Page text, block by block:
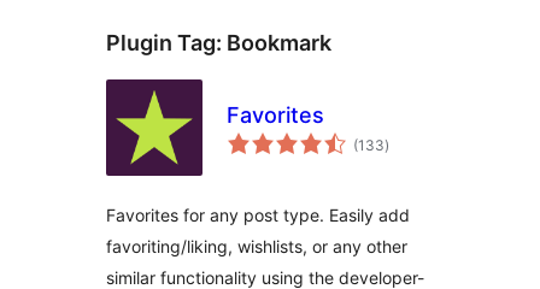
Plugin Tag: Bookmark
Favorites
(133total
ratings
)
Favorites for any post type. Easily add
favoriting/liking, wishlists, or any other
similar functionality using the developer-